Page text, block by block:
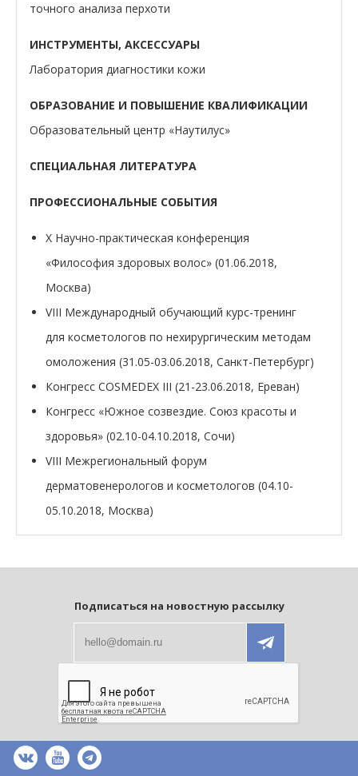
точного анализа перхоти
ИНСТРУМЕНТЫ, АКСЕССУАРЫ
Лаборатория диагностики кожи
ОБРАЗОВАНИЕ И ПОВЫШЕНИЕ КВАЛИФИКАЦИИ
Образовательный центр «Наутилус»
СПЕЦИАЛЬНАЯ ЛИТЕРАТУРА
ПРОФЕССИОНАЛЬНЫЕ СОБЫТИЯ
X Научно-практическая конференция
«Философия здоровых волос» (01.06.2018,
Москва)
VIII Международный обучающий курс-тренинг
для косметологов по нехирургическим методам
омоложения (31.05-03.06.2018, Санкт-Петербург)
Конгресс COSMEDEX III (21-23.06.2018, Ереван)
Конгресс «Южное созвездие. Союз красоты и
здоровья» (02.10-04.10.2018, Сочи)
VIII Межрегиональный форум
дерматовенерологов и косметологов (04.10-
05.10.2018, Москва)
Подписаться на новостную рассылку